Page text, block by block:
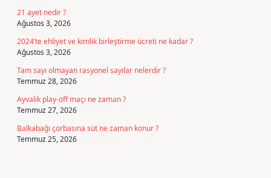
21 ayet nedir ?
Ağustos 3, 2026
2024’te ehliyet ve kimlik birleştirme ücreti ne kadar ?
Ağustos 3, 2026
Tam sayı olmayan rasyonel sayılar nelerdir ?
Temmuz 28, 2026
Ayvalık play-off maçı ne zaman ?
Temmuz 27, 2026
Balkabağı çorbasına süt ne zaman konur ?
Temmuz 25, 2026